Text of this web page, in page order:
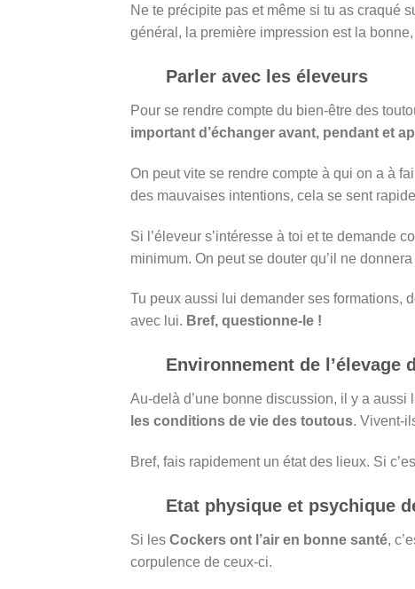
Ne te précipite pas et même si tu as craqué
général, la première impression est la bonne,
Parler avec les éleveurs
Pour se rendre compte du bien-être des
important d’échanger avant, pendant et
On peut vite se rendre compte à qui on a à
des mauvaises intentions, cela se sent
Si l’éleveur s’intéresse à toi et te demande
minimum. On peut se douter qu’il ne
Tu peux aussi lui demander ses formations,
avec lui. Bref, questionne-le !
Environnement de l’élevage
Au-delà d’une bonne discussion, il y a
les conditions de vie des toutous. Vivent-
Bref, fais rapidement un état des lieux. Si
Etat physique et psychique
Si les Cockers ont l’air en bonne santé,
corpulence de ceux-ci.